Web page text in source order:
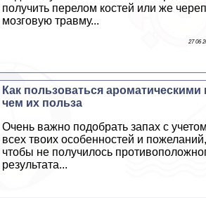
получить перелом костей или же
мозговую травму...
27 06
Как пользоваться ароматическими
чем их польза
Очень важно подобрать запах с учетом
всех твоих особенностей и пожеланий,
чтобы не получилось
результата...